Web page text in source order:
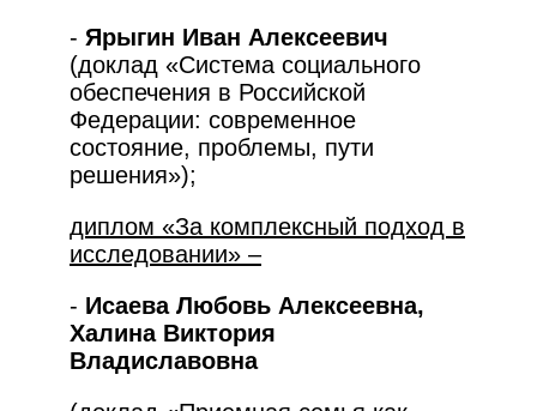
- Ярыгин Иван Алексеевич
(доклад «Система социального
обеспечения в Российской
Федерации: современное
состояние, проблемы, пути
решения»);
диплом «За комплексный подход в
исследовании» –
- Исаева Любовь Алексеевна,
Халина Виктория
Владиславовна